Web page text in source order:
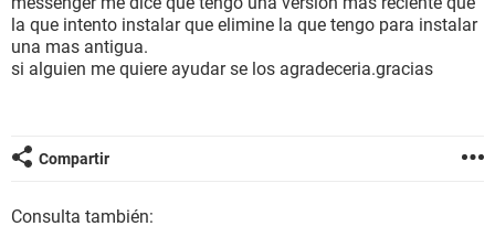
la que intento instalar que elimine la que tengo para instalar
una mas antigua.
si alguien me quiere ayudar se los agradeceria.gracias
Compartir
Consulta también: